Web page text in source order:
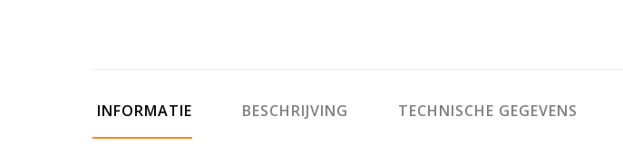
INFORMATIE BESCHRIJVING TECHNISCHE GEGEVENS